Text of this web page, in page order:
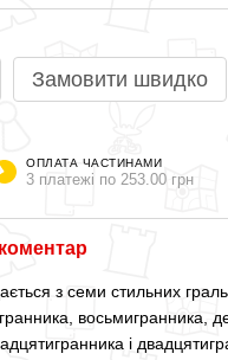
Замовити швидко
ОПЛАТА ЧАСТИНАМИ
3 платежі по 253.00 грн
з семи стильних
восьмигранника,
і